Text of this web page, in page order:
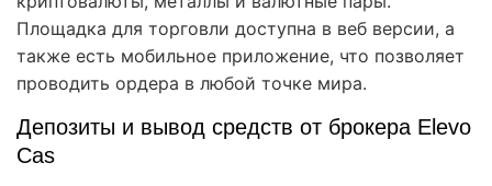
Площадка для торговли доступна в веб версии, а
также есть мобильное приложение, что позволяет
проводить ордера в любой точке мира.
Депозиты и вывод средств от брокера Elevo
Cas